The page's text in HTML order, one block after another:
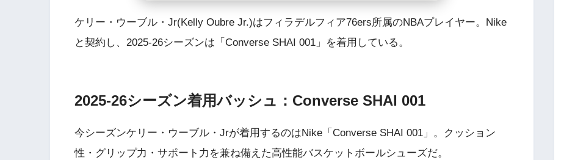
ケリー・ウーブル・Jr(Kelly Oubre Jr.)はフィラデルフィア76ers所属のNBAプレイヤー。Nike
と契約し、2025-26シーズンは「Converse SHAI 001」を着用している。
2025-26シーズン着用バッシュ：Converse SHAI 001
今シーズンケリー・ウーブル・Jrが着用するのはNike「Converse SHAI 001」。クッション
性・グリップ力・サポート力を兼ね備えた高性能バスケットボールシューズだ。